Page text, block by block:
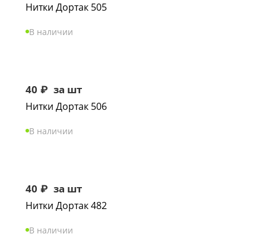
Нитки Дортак 505
В наличии
40 ₽ за шт
Нитки Дортак 506
В наличии
40 ₽ за шт
Нитки Дортак 482
В наличии